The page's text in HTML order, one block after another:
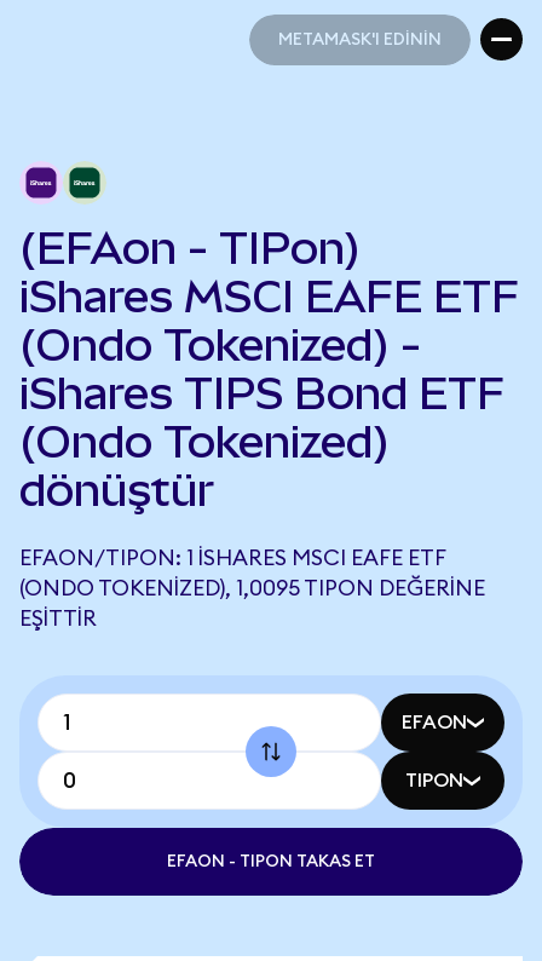
METAMASK'I EDİNİN
(EFAon - TIPon)
iShares MSCI EAFE ETF
(Ondo Tokenized) -
iShares TIPS Bond ETF
(Ondo Tokenized)
dönüştür
EFAON/TIPON: 1 ISHARES MSCI EAFE ETF
(ONDO TOKENIZED), 1,0095 TIPON DEĞERINE
EŞITTIR
EFAON
TIPON
EFAON - TIPON TAKAS ET